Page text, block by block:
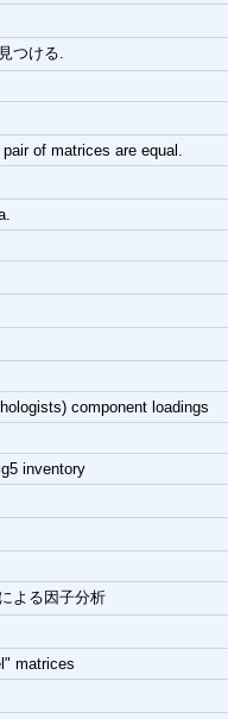
つける.
of matrices are equal.
component loadings
inventory
よる因子分析
matrices